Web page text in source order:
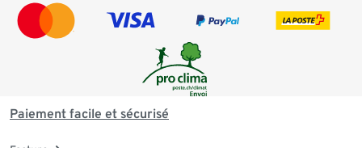
Paiement facile et sécurisé